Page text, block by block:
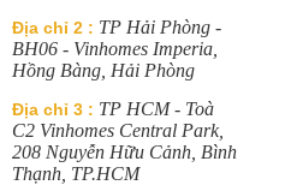
Địa chỉ 2 : TP Hải Phòng -
BH06 - Vinhomes Imperia,
Hồng Bàng, Hải Phòng
Địa chỉ 3 : TP HCM - Toà
C2 Vinhomes Central Park,
208 Nguyễn Hữu Cảnh, Bình
Thạnh, TP.HCM